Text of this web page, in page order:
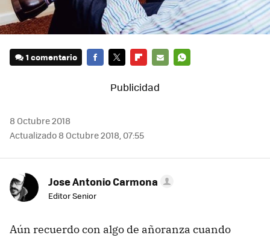
1 comentario
MAIL
8 Octubre 2018
Actualizado 8 Octubre 2018, 07:55
Jose Antonio Carmona
Editor Senior
Aún recuerdo con algo de añoranza cuando